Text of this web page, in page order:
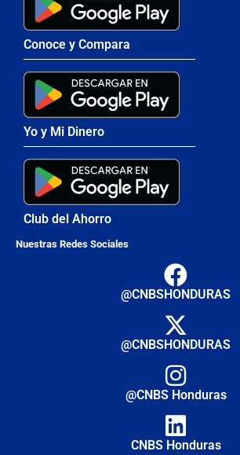
Conoce y Compara
Yo y Mi Dinero
Club del Ahorro
Nuestras Redes Sociales
@CNBSHONDURAS
@CNBSHONDURAS
@CNBS Honduras
CNBS Honduras